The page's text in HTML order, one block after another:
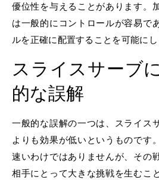
優位性を与えることがあります。
は一般的にコントロールが容易で
ルを正確に配置することを可能にし
スライスサーブ
的な誤解
一般的な誤解の一つは、スライス
よりも効果が低いというものです
速いわけではありませんが、その
相手にとって大きな挑戦を生むこ